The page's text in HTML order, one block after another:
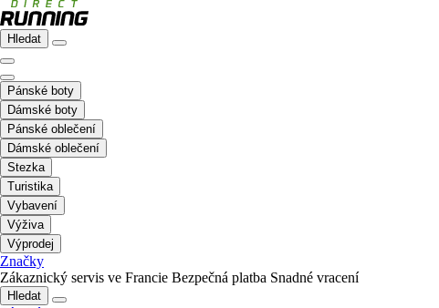
Hledat
Pánské boty
Dámské boty
Pánské oblečení
Dámské oblečení
Stezka
Turistika
Vybavení
Výživa
Výprodej
Značky
Zákaznický servis ve Francie Bezpečná platba Snadné vracení
Hledat